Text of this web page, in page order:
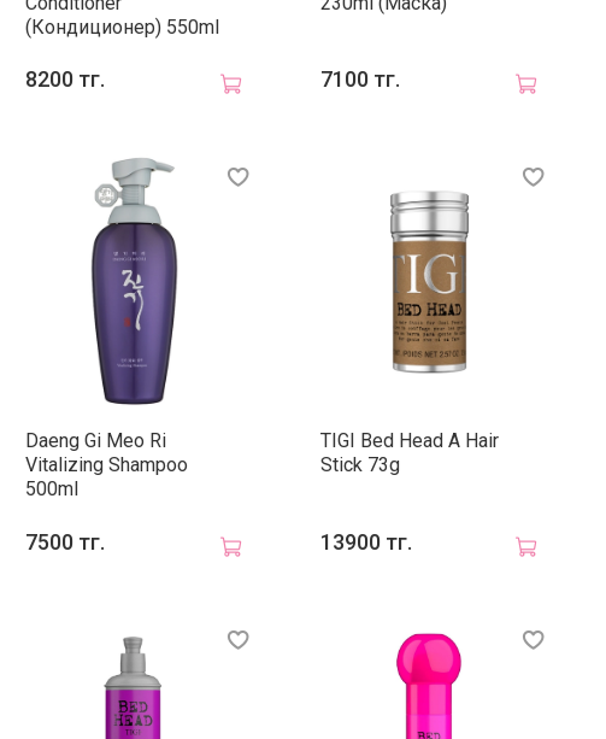
(Кондиционер) 550ml
8200 тг. 7100 тг.
Daeng Gi Meo Ri
Vitalizing Shampoo
500ml
7500 тг.
TIGI Bed Head A Hair
Stick 73g
13900 тг.